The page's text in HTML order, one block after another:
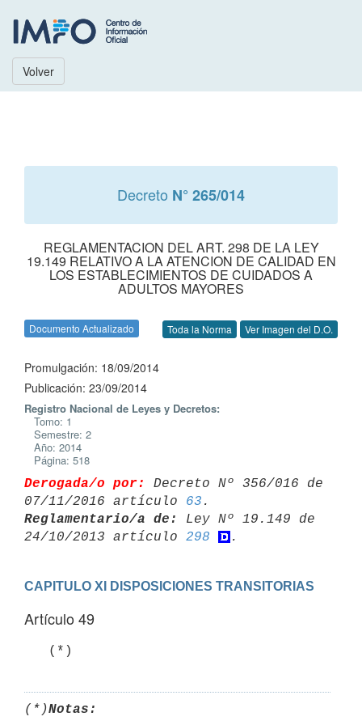
Volver
Decreto N° 265/014
REGLAMENTACION DEL ART. 298 DE LA LEY
19.149 RELATIVO A LA ATENCION DE CALIDAD EN
LOS ESTABLECIMIENTOS DE CUIDADOS A
ADULTOS MAYORES
Documento Actualizado Toda la Norma Ver Imagen del D.O.
Promulgación: 18/09/2014
Publicación: 23/09/2014
Registro Nacional de Leyes y Decretos:
Tomo: 1
Semestre: 2
Año: 2014
Página: 518
Derogada/o por:
Decreto Nº 356/016 de
07/11/2016 artículo 63
Reglamentario/a de:
Ley Nº 19.149 de
24/10/2013 artículo 298
CAPITULO XI DISPOSICIONES TRANSITORIAS
Artículo 49
   (*)
(*)Notas: